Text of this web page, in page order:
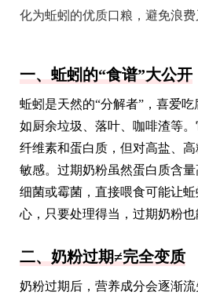
化为蚯蚓的优质口粮，避免浪费
一、蚯蚓的“食谱”大公开
蚯蚓是天然的“分解者”，喜爱
如厨余垃圾、落叶、咖啡渣等
纤维素和蛋白质，但对高盐、
敏感。过期奶粉虽然蛋白质含
细菌或霉菌，直接喂食可能让
心，只要处理得当，过期奶粉也
二、奶粉过期≠完全变质
奶粉过期后，营养成分会逐渐